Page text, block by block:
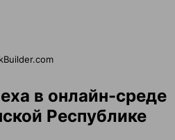
в онлайн-среде
Республике